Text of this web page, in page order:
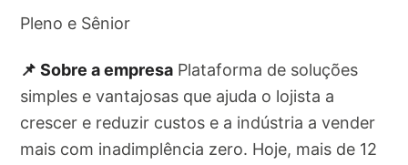
Pleno e Sênior
📌 Sobre a empresa Plataforma de soluções
simples e vantajosas que ajuda o lojista a
crescer e reduzir custos e a indústria a vender
mais com inadimplência zero. Hoje, mais de 12